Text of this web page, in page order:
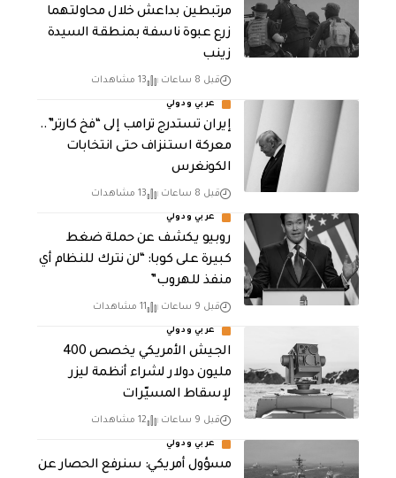
مرتبطين بداعش خلال محاولتهما
زرع عبوة ناسفة بمنطقة السيدة
زينب
قبل 8 ساعات 13 مشاهدات
عربي ودولي
إيران تستدرج ترامب إلى “فخ كارتر”..
معركة استنزاف حتى انتخابات
الكونغرس
قبل 8 ساعات 13 مشاهدات
عربي ودولي
روبيو يكشف عن حملة ضغط
كبيرة على كوبا: “لن نترك للنظام أي
منفذ للهروب”
قبل 9 ساعات 11 مشاهدات
عربي ودولي
الجيش الأمريكي يخصص 400
مليون دولار لشراء أنظمة ليزر
لإسقاط المسيّرات
قبل 9 ساعات 12 مشاهدات
عربي ودولي
مسؤول أمريكي: سنرفع الحصار عن